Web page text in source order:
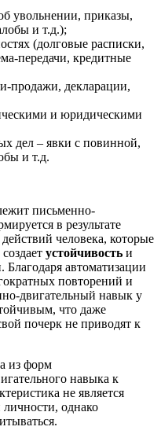
увольнении, приказы,
и т.д.);
(долговые расписки,
передачи, кредитные
продажи, декларации,
и юридическими
дел – явки с повинной,
и т.д.
письменно-
в результате
человека, которые
устойчивость и
автоматизации
повторений и
двигательный навык у
что даже
почерк не приводят к
из форм
навыка к
не является
однако